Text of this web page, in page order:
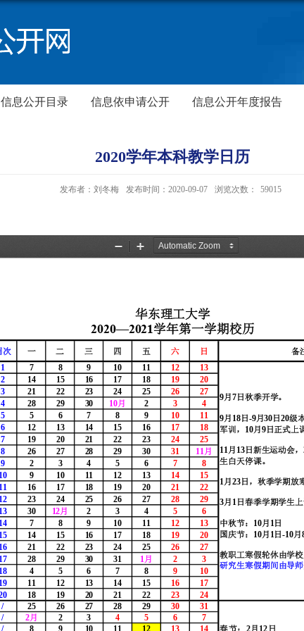
信息公开目录 信息依申请公开 信息公开年度报告
2020学年本科教学日历
发布者：刘冬梅 发布时间：2020-09-07 浏览次数： 59015